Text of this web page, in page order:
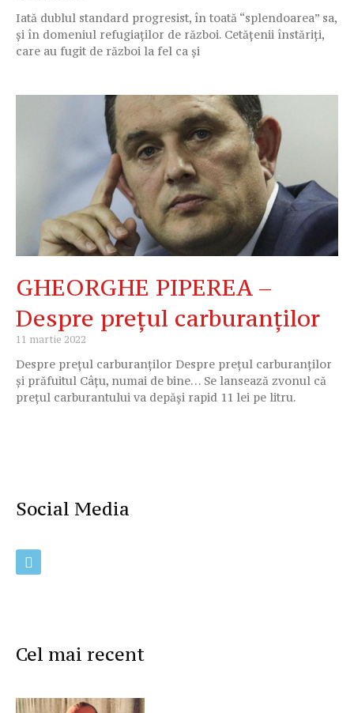
Iată dublul standard progresist, în toată “splendoarea” sa,
și în domeniul refugiaților de război. Cetățenii înstăriți,
care au fugit de război la fel ca și
GHEORGHE PIPEREA –
Despre prețul carburanților
11 martie 2022
Despre prețul carburanților Despre prețul carburanților
și prăfuitul Câțu, numai de bine… Se lansează zvonul că
prețul carburantului va depăși rapid 11 lei pe litru.
Social Media
Cel mai recent